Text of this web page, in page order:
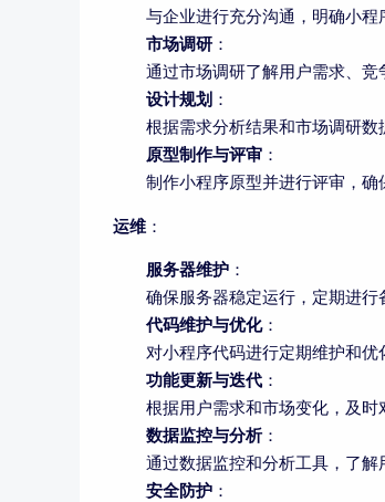
与企业进行充分沟通，明确小程
市场调研 ：
通过市场调研了解用户需求、竞
设计规划 ：
根据需求分析结果和市场调研数
原型制作与评审 ：
制作小程序原型并进行评审，确
运维 ：
服务器维护 ：
确保服务器稳定运行，定期进行
代码维护与优化：
对小程序代码进行定期维护和优
功能更新与迭代 ：
根据用户需求和市场变化，及时
数据监控与分析：
通过数据监控和分析工具，了解
安全防护 ：